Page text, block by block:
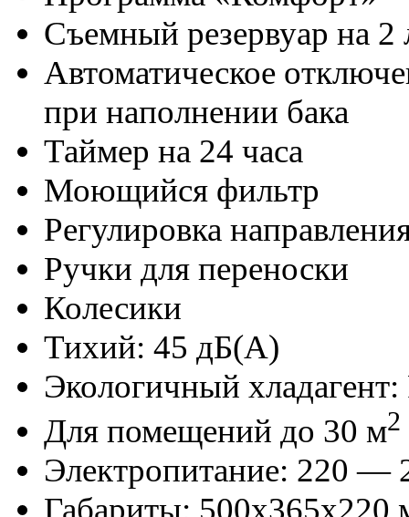
Съемный резервуар на 2
Автоматическое
при наполнении бака
Таймер на 24 часа
Моющийся фильтр
Регулировка
Ручки для переноски
Колесики
Тихий: 45 дБ(A)
Экологичный
Для помещений до 30 м2
Электропитание: 220 —
Габариты: 500х365х220